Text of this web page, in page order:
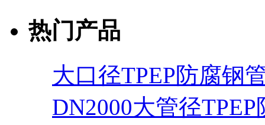
热门产品
大口径TPEP防腐钢
DN2000大管径